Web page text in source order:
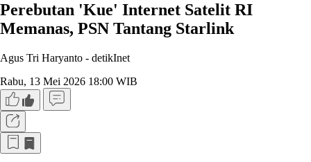
Perebutan 'Kue' Internet Satelit RI
Memanas, PSN Tantang Starlink
Agus Tri Haryanto - detikInet
Rabu, 13 Mei 2026 18:00 WIB